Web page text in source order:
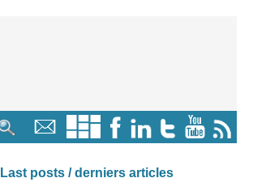
Last posts / derniers articles